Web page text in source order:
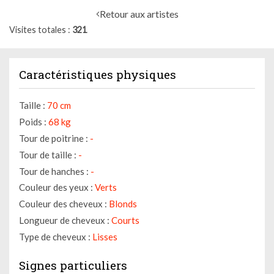
Retour aux artistes
Visites totales 321
Caractéristiques physiques
Taille : 70 cm
Poids : 68 kg
Tour de poitrine : -
Tour de taille : -
Tour de hanches : -
Couleur des yeux : Verts
Couleur des cheveux : Blonds
Longueur de cheveux : Courts
Type de cheveux : Lisses
Signes particuliers